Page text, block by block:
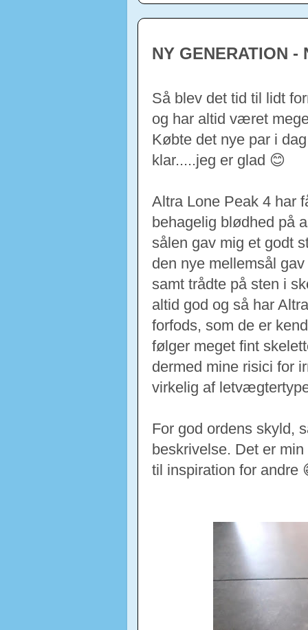
NY GENERATION -
Så blev det tid til lidt
og har altid været
Købte det nye par i
klar.....jeg er glad 😊
Altra Lone Peak 4 har
behagelig blødhed på
sålen gav mig et godt
den nye mellemsål gav
samt trådte på sten i
altid god og så har
forfods, som de er
følger meget fint
dermed mine risici for
virkelig af
For god ordens skyld,
beskrivelse. Det er
til inspiration for andre